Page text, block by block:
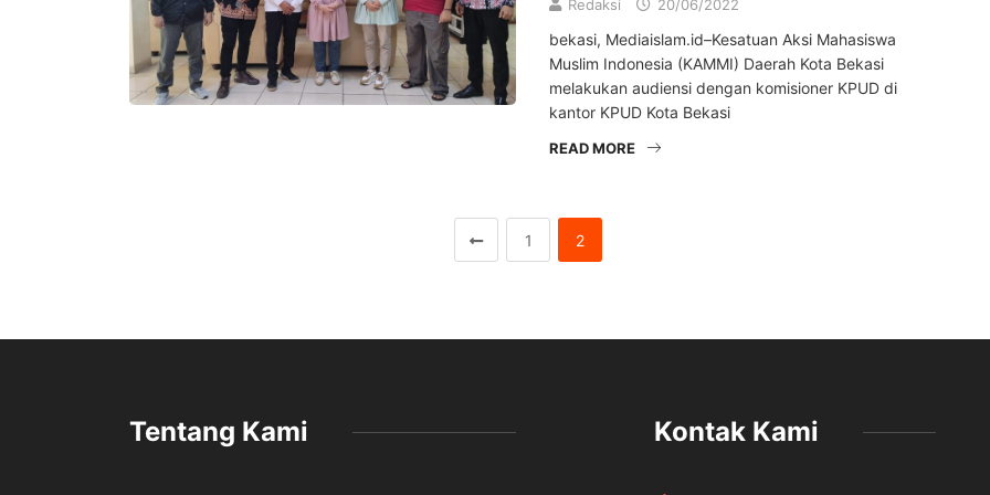
Redaksi 20/06/2022
bekasi, Mediaislam.id–Kesatuan Aksi Mahasiswa
Muslim Indonesia (KAMMI) Daerah Kota Bekasi
melakukan audiensi dengan komisioner KPUD di
kantor KPUD Kota Bekasi
READ MORE
1 2
Tentang Kami Kontak Kami